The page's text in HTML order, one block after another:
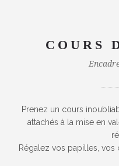
COURS
Prenez un cours
attachés à la mise en
Régalez vos papilles, vos